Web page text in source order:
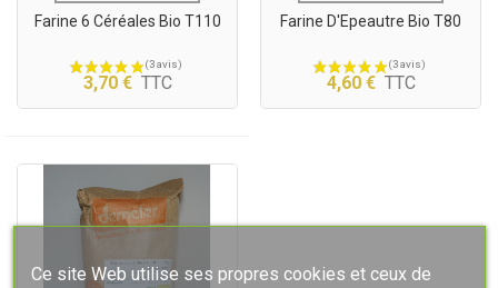
Farine 6 Céréales Bio T110
3,70 € TTC
Farine D'Epeautre Bio T80
4,60 € TTC
Ce site Web utilise ses propres cookies et ceux de